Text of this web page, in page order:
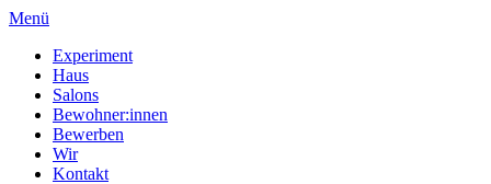
Menü
Experiment
Haus
Salons
Bewohner:innen
Bewerben
Wir
Kontakt